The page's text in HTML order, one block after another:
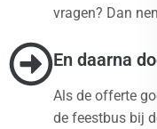
vragen? Dan
En daarna
Als de offerte
de feestbus bij